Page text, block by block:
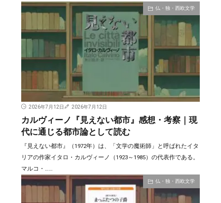
仏・独・西欧文学
2026年7月12日 2026年7月12日
カルヴィーノ『見えない都市』感想・考察｜現
代に通じる都市論として読む
『見えない都市』（1972年）は、「文学の魔術師」と呼ばれたイタ
リアの作家イタロ・カルヴィーノ（1923～1985）の代表作である。
マルコ・……
仏・独・西欧文学